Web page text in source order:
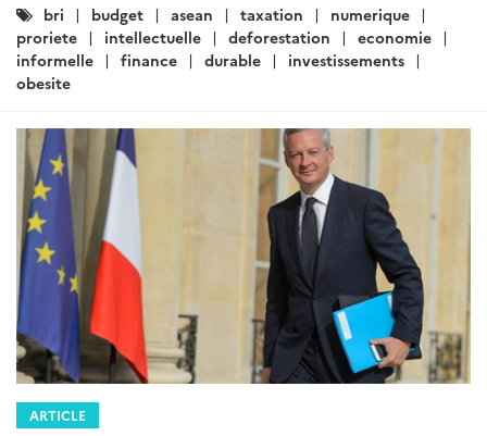
Catégories
:
bri budget asean taxation
numerique
proriete
intellectuelle deforestation
economie
informelle
finance durable
investissements
obesite
ARTICLE